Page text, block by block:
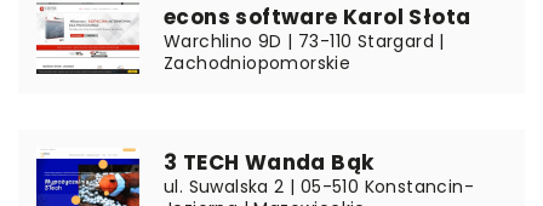
econs software Karol Słota
Warchlino 9D | 73-110 Stargard |
Zachodniopomorskie
3 TECH Wanda Bąk
ul. Suwalska 2 | 05-510 Konstancin-